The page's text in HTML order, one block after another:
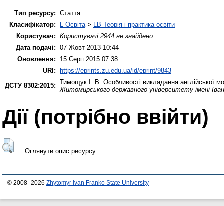
Тип ресурсу: Стаття
Класифікатор:
L Освіта > LB Теорія і практика освіти
Користувач: Користувачі 2944 не знайдено.
Дата подачі: 07 Жовт 2013 10:44
Оновлення:
15 Серп 2015 07:38
URI: https://eprints.zu.edu.ua/id/eprint/9843
ДСТУ 8302:2015: Тимощук І. В. Особливості викладання англійської
Житомирського державного університету імені
Дії ​​(потрібно ввійти)
Оглянути опис ресурсу
© 2008–2026 Zhytomyr Ivan Franko State University